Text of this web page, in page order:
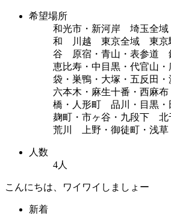
希望場所
和光市・新河岸 埼玉全
和 川越 東京全域 東京
谷 原宿・青山・表参道
恵比寿・中目黒・代官山
袋・巣鴨・大塚・五反田
六本木・麻生十番・西麻
橋・人形町 品川・目黒
麹町・市ヶ谷・九段下 北
荒川 上野・御徒町・浅草
人数
4人
こんにちは、ワイワイしましょー
新着